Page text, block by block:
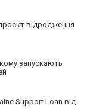
відродження
запускають
Support Loan від